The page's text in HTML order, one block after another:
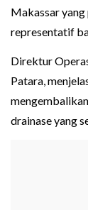
Makassar yang
representatif
Direktur
Patara,
drainase yang